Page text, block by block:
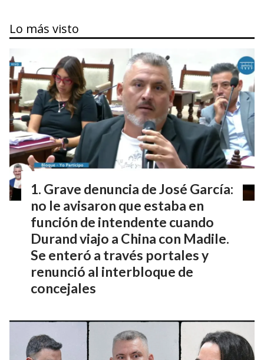
Lo más visto
Grave denuncia de José García:
no le avisaron que estaba en
función de intendente cuando
Durand viajo a China con Madile.
Se enteró a través portales y
renunció al interbloque de
concejales